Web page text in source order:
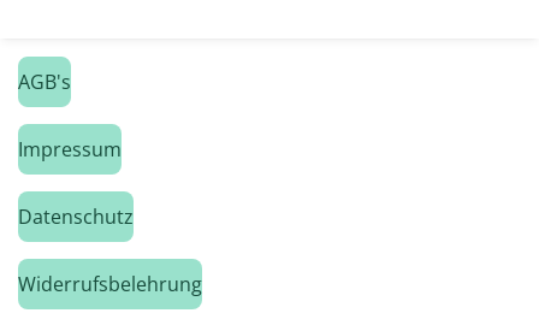
AGB's
Impressum
Datenschutz
Widerrufsbelehrung